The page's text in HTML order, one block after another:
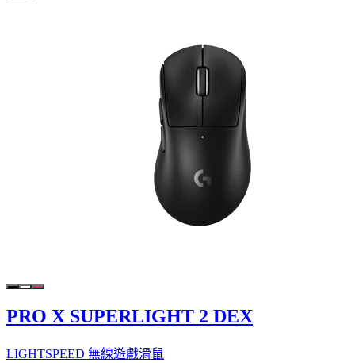
PRO X SUPERLIGHT 2 DEX
LIGHTSPEED 無線遊戲滑鼠